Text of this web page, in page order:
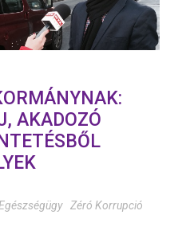
AKADOZÓ
Zéró Korrupció